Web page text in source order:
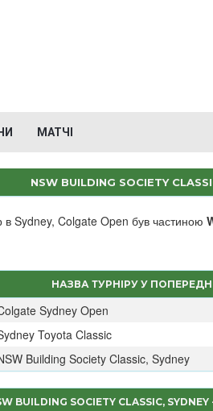
МАТЧІ
NSW BUILDING SOCIETY
в Sydney, Colgate Open був частиною
НАЗВА ТУРНІРУ У
Sydney Open
Toyota Classic
Building Society Classic, Sydney
BUILDING SOCIETY CLASSIC,